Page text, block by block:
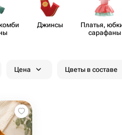
Джинсы
Платья,
сарафаны
Цена Цветы в составе